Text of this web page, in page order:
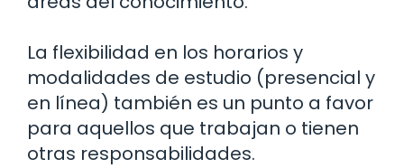
La flexibilidad en los horarios y
modalidades de estudio (presencial y
en línea) también es un punto a favor
para aquellos que trabajan o tienen
otras responsabilidades.